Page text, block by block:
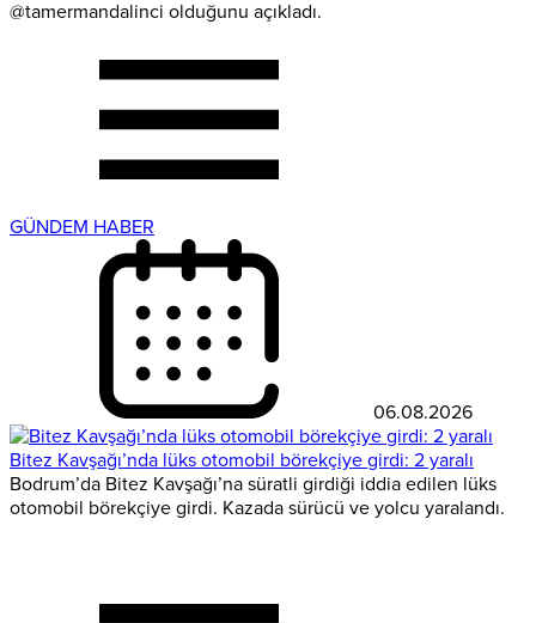
@tamermandalinci olduğunu açıkladı.
GÜNDEM HABER
06.08.2026
Bitez Kavşağı’nda lüks otomobil börekçiye girdi: 2 yaralı
Bodrum’da Bitez Kavşağı’na süratli girdiği iddia edilen lüks
otomobil börekçiye girdi. Kazada sürücü ve yolcu yaralandı.